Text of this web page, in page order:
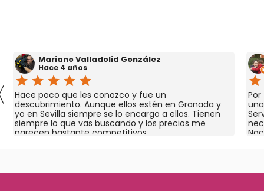
Mariano Valladolid González
Hace 4 años
star star star star star
Hace poco que les conozco y fue un
descubrimiento. Aunque ellos estén en Granada y
yo en Sevilla siempre se lo encargo a ellos. Tienen
siempre lo que vas buscando y los precios me
parecen bastante competitivos.
star